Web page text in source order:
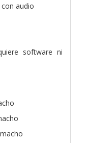
audio
software ni